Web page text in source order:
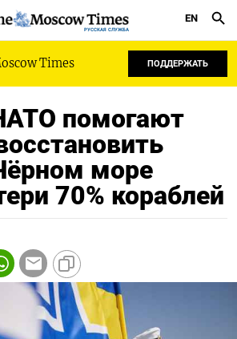
РУССКАЯ СЛУЖБА
EN
Times ПОДДЕРЖАТЬ
помогают
море
70% кораблей